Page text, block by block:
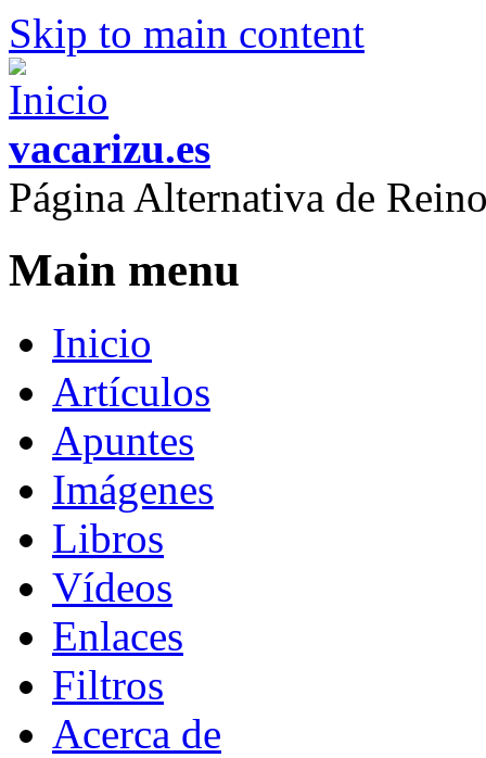
Skip to main content
vacarizu.es
Página Alternativa de
Main menu
Inicio
Artículos
Apuntes
Imágenes
Libros
Vídeos
Enlaces
Filtros
Acerca de